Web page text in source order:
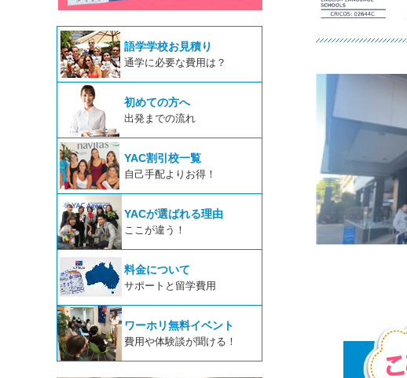
語学学校お見積り
通学に必要な費用は？
初めての方へ
出発までの流れ
YAC割引校一覧
自己手配よりお得！
YACが選ばれる理由
ここが違う！
料金について
サポートと留学費用
ワーホリ無料イベント
費用や体験談が聞ける！